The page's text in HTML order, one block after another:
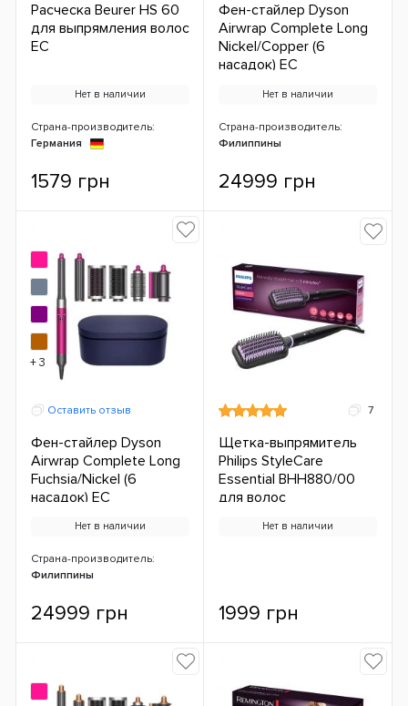
Расческа Beurer HS 60
для выпрямления волос
ЕС
Нет в наличии
Страна-производитель:
Германия
1579 грн
Фен-стайлер Dyson
Airwrap Complete Long
Nickel/Copper (6
насадок) ЕС
Нет в наличии
Страна-производитель:
Филиппины
24999 грн
Оставить отзыв
Фен-стайлер Dyson
Airwrap Complete Long
Fuchsia/Nickel (6
насадок) ЕС
Нет в наличии
Страна-производитель:
Филиппины
24999 грн
+ 3
7
Щетка-выпрямитель
Philips StyleCare
Essential BHH880/00
для волос
Нет в наличии
1999 грн